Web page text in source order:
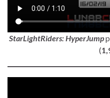
StarLightRiders: HyperJump
(